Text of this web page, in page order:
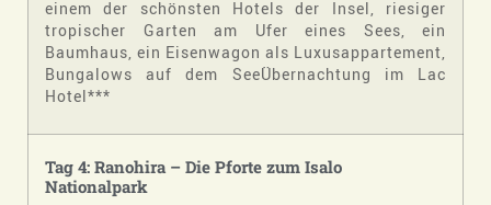
einem der schönsten Hotels der Insel, riesiger
tropischer Garten am Ufer eines Sees, ein
Baumhaus, ein Eisenwagon als Luxusappartement,
Bungalows auf dem SeeÜbernachtung im Lac
Hotel***
Tag 4: Ranohira – Die Pforte zum Isalo
Nationalpark